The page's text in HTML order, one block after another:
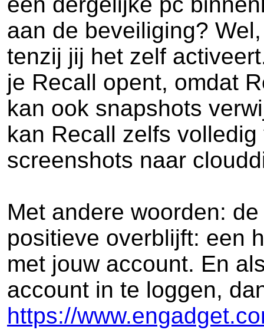
aan de beveiliging?
tenzij jij het zelf
je Recall opent, omdat
kan ook snapshots
kan Recall zelfs
screenshots naar
Met andere woorden:
positieve overblijft: een
met jouw account. En
account in te loggen,
https://